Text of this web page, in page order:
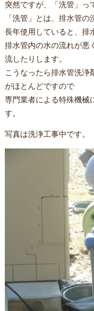
突然ですが、「洗管」っ
「洗管」とは、排水管の
長年使用していると、排
排水管内の水の流れが悪
流したりします。
こうなったら排水管洗浄
がほとんどですので
専門業者による特殊機械
す。
写真は洗浄工事中です。